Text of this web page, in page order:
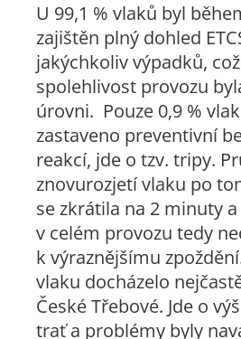
U 99,1 % vlaků byl
zajištěn plný dohled
jakýchkoliv výpadků,
spolehlivost provozu
úrovni. Pouze 0,9 %
zastaveno preventivní
reakcí, jde o tzv. tripy.
znovurozjetí vlaku po
se zkrátila na 2 minuty
v celém provozu tedy
k výraznějšímu
vlaku docházelo
České Třebové. Jde o
trať a problémy byly